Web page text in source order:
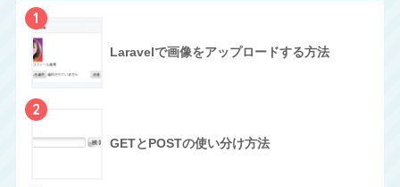
1
Laravelで画像をアップロードする方法
2
GETとPOSTの使い分け方法